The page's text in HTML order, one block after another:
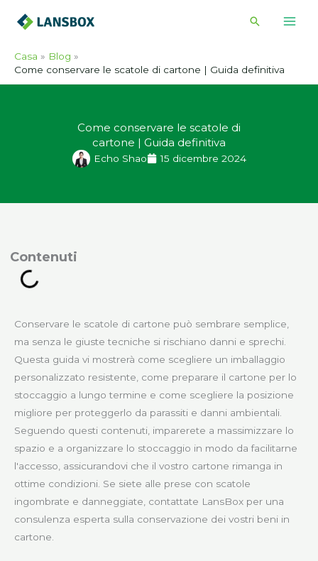
Cerca
Casa
Blog
Come conservare le scatole di cartone | Guida definitiva
Come conservare le scatole di
cartone | Guida definitiva
Echo Shao 15 dicembre 2024
Conservare le scatole di cartone può sembrare semplice,
ma senza le giuste tecniche si rischiano danni e sprechi.
Questa guida vi mostrerà come scegliere un imballaggio
personalizzato resistente, come preparare il cartone per lo
stoccaggio a lungo termine e come scegliere la posizione
migliore per proteggerlo da parassiti e danni ambientali.
Seguendo questi contenuti, imparerete a massimizzare lo
spazio e a organizzare lo stoccaggio in modo da facilitarne
l'accesso, assicurandovi che il vostro cartone rimanga in
ottime condizioni. Se siete alle prese con scatole
ingombrate e danneggiate, contattate LansBox per una
consulenza esperta sulla conservazione dei vostri beni in
cartone.